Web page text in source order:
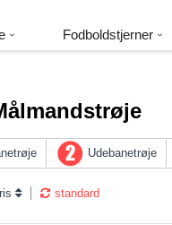
Fodboldstjerner
Udebanetrøje
standard